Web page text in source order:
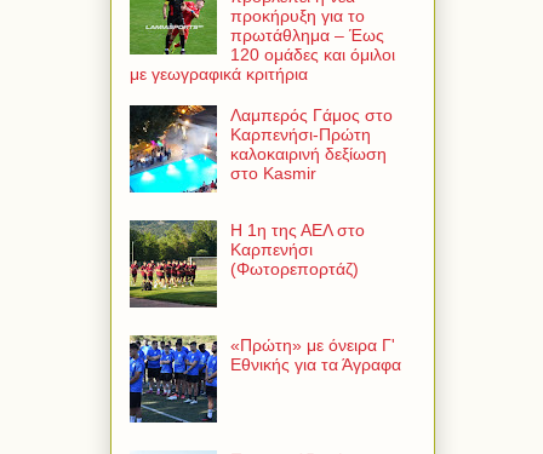
προκήρυξη για το
πρωτάθλημα – Έως
120 ομάδες και όμιλοι
με γεωγραφικά κριτήρια
Λαμπερός Γάμος στο
Καρπενήσι-Πρώτη
καλοκαιρινή δεξίωση
στο Kasmir
Η 1η της ΑΕΛ στο
Καρπενήσι
(Φωτορεπορτάζ)
«Πρώτη» με όνειρα Γ'
Εθνικής για τα Άγραφα